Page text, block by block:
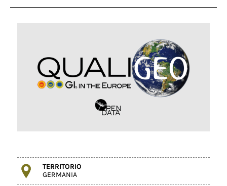
TERRITORIO
GERMANIA